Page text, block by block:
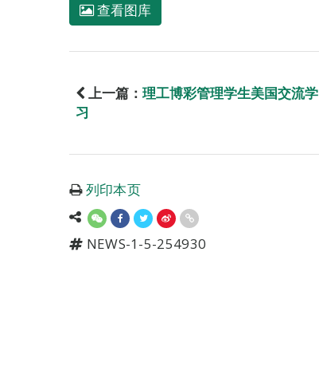
查看图库
上一篇： 理工博彩管理学生美国交流学
习
列印本页
NEWS-1-5-254930